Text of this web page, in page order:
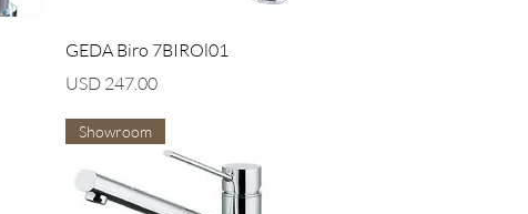
Vista rápida
GEDA Biro 7BIROl01
Precio
USD 247.00
Showroom